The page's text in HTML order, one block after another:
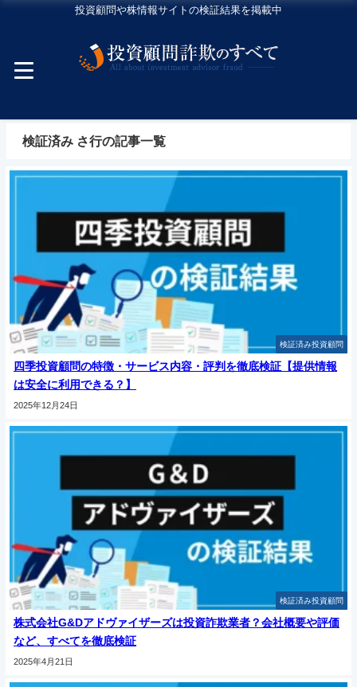
投資顧問や株情報サイトの検証結果を掲載中
検証済み さ行の記事一覧
検証済み投資顧問
四季投資顧問の特徴・サービス内容・評判を徹底検証【提供情報
は安全に利用できる？】
2025年12月24日
検証済み投資顧問
株式会社G&Dアドヴァイザーズは投資詐欺業者？会社概要や評価
など、すべてを徹底検証
2025年4月21日